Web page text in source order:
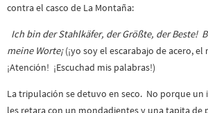
contra el casco de La Montaña:
Ich bin der Stahlkäfer, der Größte, der Beste!
meine Worte¡(¡yo soy el escarabajo de acero, el
¡Atención! ¡Escuchad mis palabras!)
La tripulación se detuvo en seco. No porque un